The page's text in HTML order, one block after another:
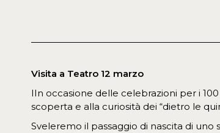
Visita a Teatro 12 marzo
IIn occasione delle celebrazioni per i
scoperta e alla curiosità dei “dietro le
Sveleremo il passaggio di nascita di